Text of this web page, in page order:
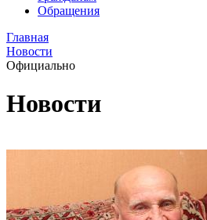
Обращения
Главная
Новости
Официально
Новости